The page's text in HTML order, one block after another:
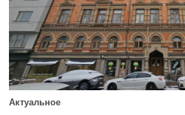
Актуальное